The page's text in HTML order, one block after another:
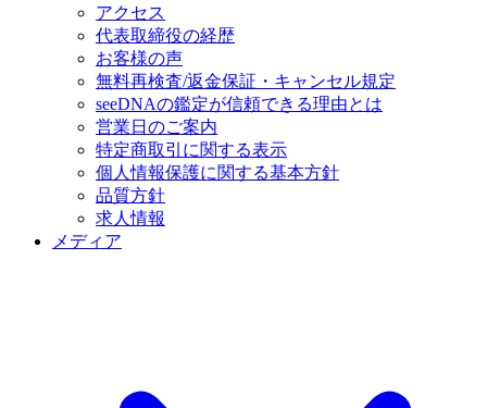
アクセス
代表取締役の経歴
お客様の声
無料再検査/返金保証・キャンセル規定
seeDNAの鑑定が信頼できる理由とは
営業日のご案内
特定商取引に関する表示
個人情報保護に関する基本方針
品質方針
求人情報
メディア